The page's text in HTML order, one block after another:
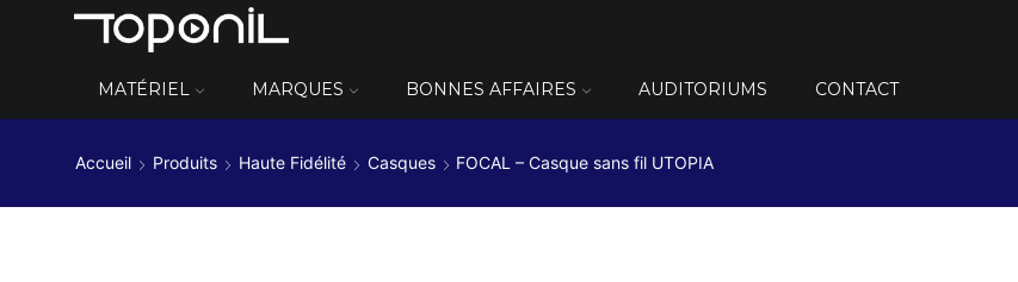
MATÉRIEL MARQUES BONNES AFFAIRES AUDITORIUMS CONTACT
Accueil Produits Haute Fidélité Casques FOCAL – Casque sans fil UTOPIA